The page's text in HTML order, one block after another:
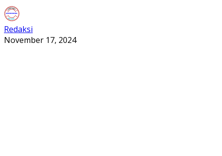
Redaksi
November 17, 2024